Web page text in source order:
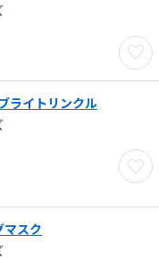
お気
ライトリンクル
お気
マスク